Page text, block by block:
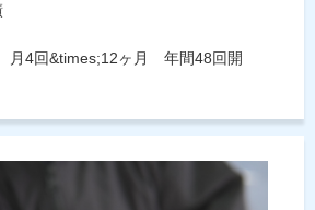
月4回&times;12ヶ月 年間48回開